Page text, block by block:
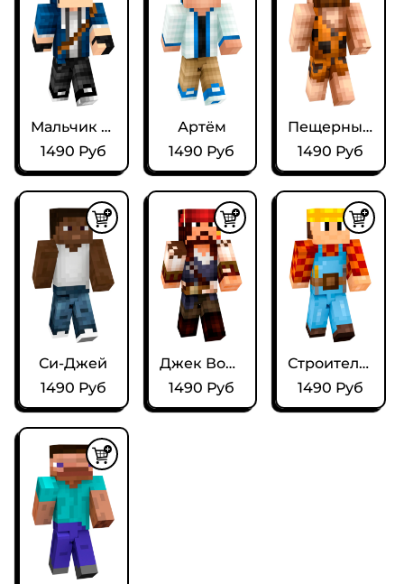
Мальчик Лучник
1490 Руб
Артём
1490 Руб
Пещерный человек
1490 Руб
Си-Джей
1490 Руб
Джек Воробей
1490 Руб
Строитель Боб
1490 Руб